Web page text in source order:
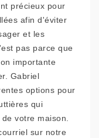
précieux pour
afin d'éviter
et les
pas parce que
importante
Gabriel
options pour
qui
votre maison.
sur notre